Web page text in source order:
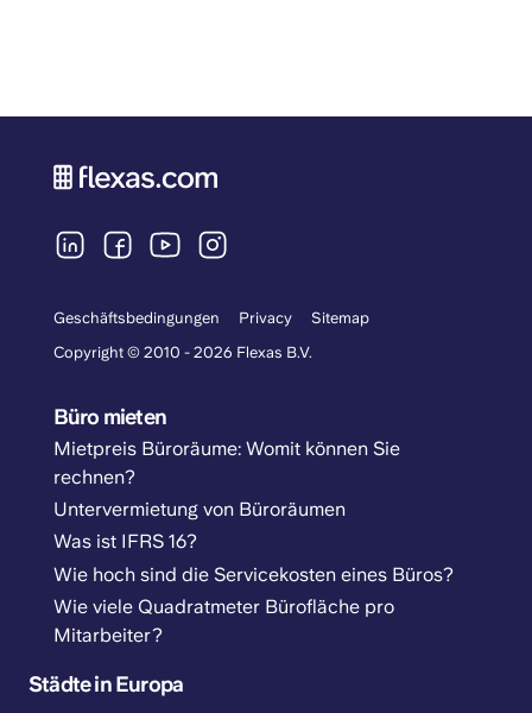
Geschäftsbedingungen Privacy
Sitemap
Copyright © 2010 - 2026 Flexas B.V.
Büro mieten
Mietpreis Büroräume: Womit können Sie
rechnen?
Untervermietung von Büroräumen
Was ist IFRS 16?
Wie hoch sind die Servicekosten eines Büros?
Wie viele Quadratmeter Bürofläche pro
Mitarbeiter?
Städte in Europa